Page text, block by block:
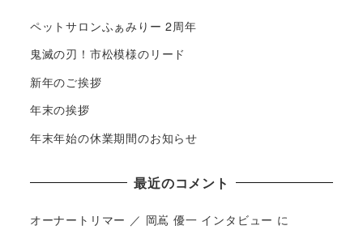
ペットサロンふぁみりー 2周年
鬼滅の刃！市松模様のリード
新年のご挨拶
年末の挨拶
年末年始の休業期間のお知らせ
最近のコメント
オーナートリマー ／ 岡嶌 優一 インタビュー に